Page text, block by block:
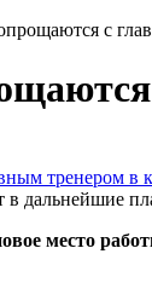
с
дальнейшие
место